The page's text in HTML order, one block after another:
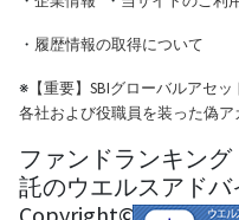
・ 履歴情報の取得について
※【重要】SBIグローバルアセ
各社および役職員を装った偽
ファンドランキン
託のウエルスアドバ